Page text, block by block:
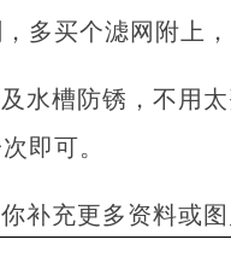
多买个滤网附上
水槽防锈，不用
即可。
补充更多资料或